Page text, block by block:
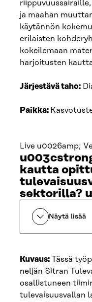
ja maahan
käytännön
erilaisten
kokeilemaan
harjoitusten
Järjestävä taho:
Paikka:
Live u0026amp;
kautta
sektorilla?
Näytä lisää
Kuvaus: Tässä
neljän Sitran
osallistuneen
tulevaisuusvallan